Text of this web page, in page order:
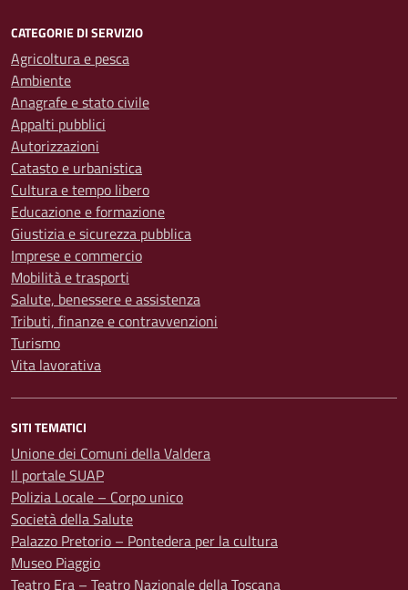
CATEGORIE DI SERVIZIO
Agricoltura e pesca
Ambiente
Anagrafe e stato civile
Appalti pubblici
Autorizzazioni
Catasto e urbanistica
Cultura e tempo libero
Educazione e formazione
Giustizia e sicurezza pubblica
Imprese e commercio
Mobilità e trasporti
Salute, benessere e assistenza
Tributi, finanze e contravvenzioni
Turismo
Vita lavorativa
SITI TEMATICI
Unione dei Comuni della Valdera
Il portale SUAP
Polizia Locale – Corpo unico
Società della Salute
Palazzo Pretorio – Pontedera per la cultura
Museo Piaggio
Teatro Era – Teatro Nazionale della Toscana